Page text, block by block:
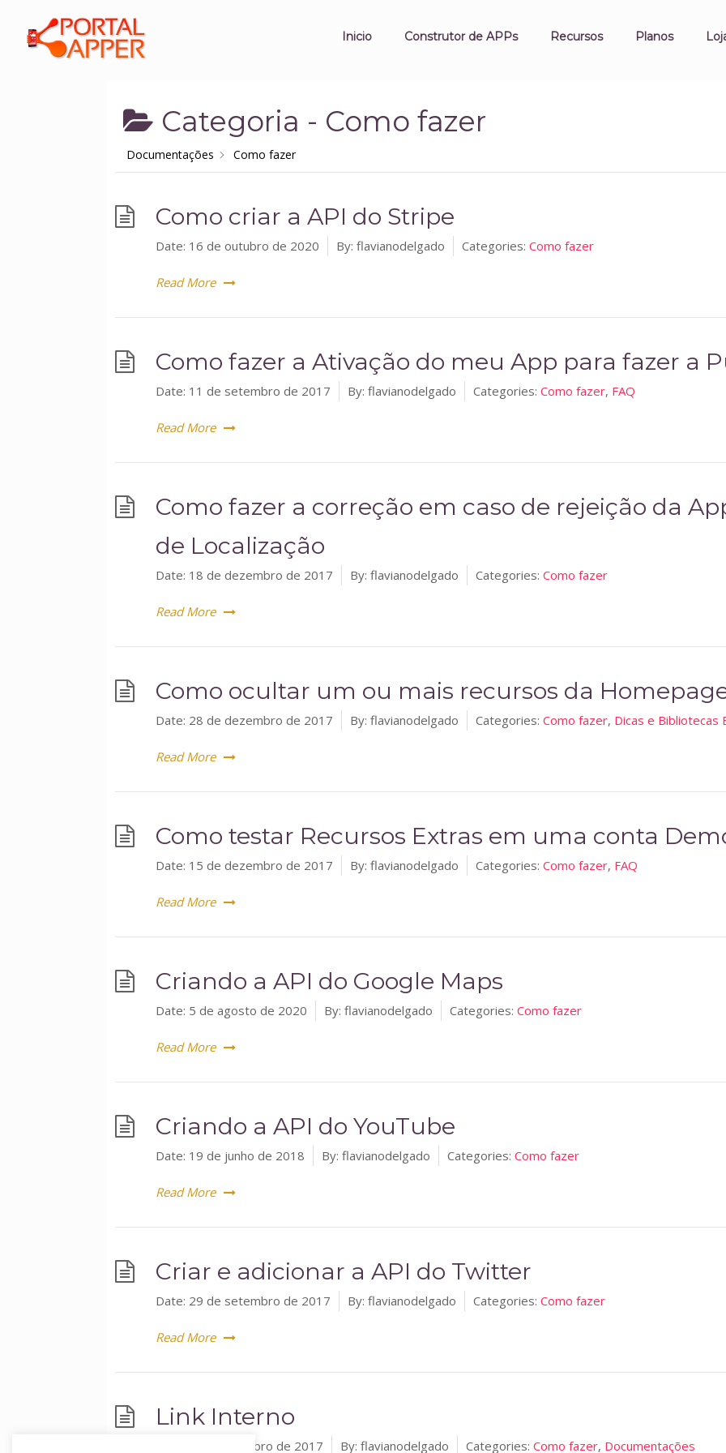
Inicio Construtor de APPs Recursos Planos
Categoria - Como fazer
Documentações Como fazer
Como criar a API do Stripe
Date: 16 de outubro de 2020 By: flavianodelgado Categories: Como fazer
Read More
Como fazer a Ativação do meu App para fazer a
Date: 11 de setembro de 2017 By: flavianodelgado Categories: Como fazer, FAQ
Read More
Como fazer a correção em caso de rejeição da
de Localização
Date: 18 de dezembro de 2017 By: flavianodelgado Categories: Como fazer
Read More
Como ocultar um ou mais recursos da
Date: 28 de dezembro de 2017 By: flavianodelgado Categories: Como fazer, Dicas e Bibliotecas
Read More
Como testar Recursos Extras em uma conta
Date: 15 de dezembro de 2017 By: flavianodelgado Categories: Como fazer, FAQ
Read More
Criando a API do Google Maps
Date: 5 de agosto de 2020 By: flavianodelgado Categories: Como fazer
Read More
Criando a API do YouTube
Date: 19 de junho de 2018 By: flavianodelgado Categories: Como fazer
Read More
Criar e adicionar a API do Twitter
Date: 29 de setembro de 2017 By: flavianodelgado Categories: Como fazer
Read More
Link Interno
8 de setembro de 2017 By: flavianodelgado Categories: Como fazer, Documentações